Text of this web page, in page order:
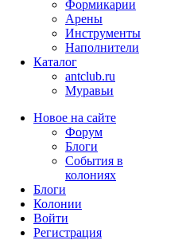
Формикарии
Арены
Инструменты
Наполнители
Каталог
antclub.ru
Муравьи
Новое на сайте
Форум
Блоги
События в
колониях
Блоги
Колонии
Войти
Peгиcтpaция